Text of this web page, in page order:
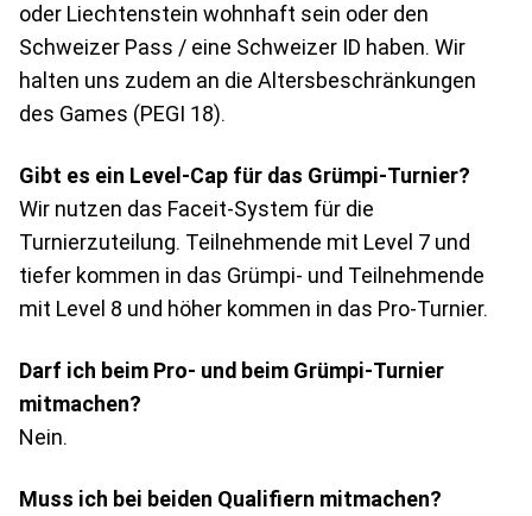
oder Liechtenstein wohnhaft sein oder den
Schweizer Pass / eine Schweizer ID haben. Wir
halten uns zudem an die Altersbeschränkungen
des Games (PEGI 18).
Gibt es ein Level-Cap für das Grümpi-Turnier?
Wir nutzen das Faceit-System für die
Turnierzuteilung. Teilnehmende mit Level 7 und
tiefer kommen in das Grümpi- und Teilnehmende
mit Level 8 und höher kommen in das Pro-Turnier.
Darf ich beim Pro- und beim Grümpi-Turnier
mitmachen?
Nein.
Muss ich bei beiden Qualifiern mitmachen?